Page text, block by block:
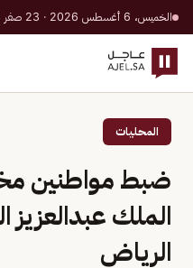
الخميس، 6 أغسطس 2026 · 23 صفر 1448 هـ
المحليات
ضبط مواطنين
الملك عبدالعزيز
الرياض